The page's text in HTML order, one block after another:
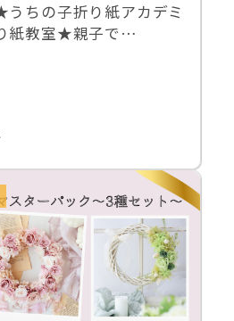
うちの子折り紙アカデミ
紙教室★親子で…